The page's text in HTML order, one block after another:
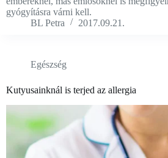
gyógyításra várni kell.
BL Petra
2017.09.21.
Egészség
Kutyusainknál is terjed az allergia